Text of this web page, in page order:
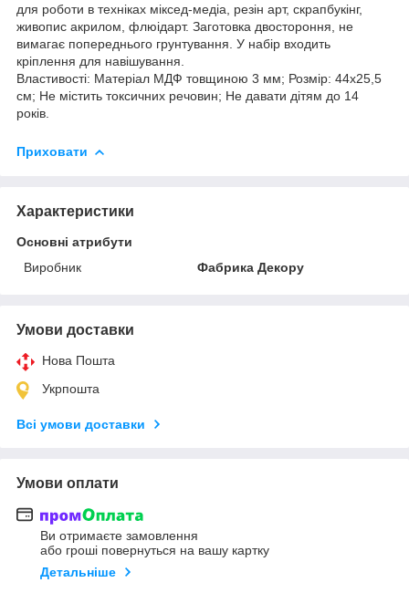
для роботи в техніках міксед-медіа, резін арт, скрапбукінг,
живопис акрилом, флюідарт. Заготовка двостороння, не
вимагає попереднього грунтування. У набір входить
кріплення для навішування.
Властивості: Матеріал МДФ товщиною 3 мм; Розмір: 44х25,5
см; Не містить токсичних речовин; Не давати дітям до 14
років.
Приховати
Характеристики
Основні атрибути
Виробник
Фабрика Декору
Умови доставки
Нова Пошта
Укрпошта
Всі умови доставки
Умови оплати
Ви отримаєте замовлення
або гроші повернуться на вашу картку
Детальніше